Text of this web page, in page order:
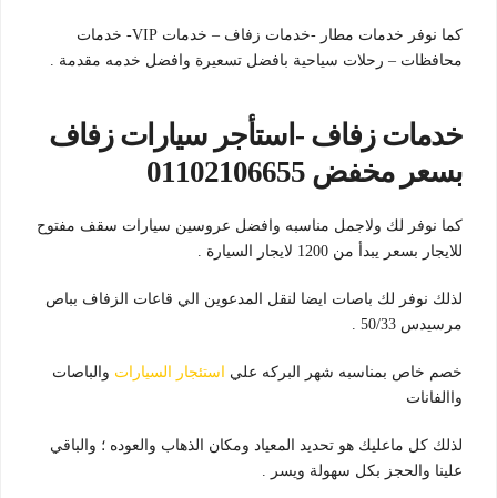
كما نوفر خدمات مطار -خدمات زفاف – خدمات VIP- خدمات
محافظات – رحلات سياحية بافضل تسعيرة وافضل خدمه مقدمة .
خدمات زفاف -استأجر سيارات زفاف
بسعر مخفض 01102106655
كما نوفر لك ولاجمل مناسبه وافضل عروسين سيارات سقف مفتوح
للايجار بسعر يبدأ من 1200 لايجار السيارة .
لذلك نوفر لك باصات ايضا لنقل المدعوين الي قاعات الزفاف بباص
مرسيدس 50/33 .
خصم خاص بمناسبه شهر البركه علي استئجار السيارات والباصات
واالفانات
لذلك كل ماعليك هو تحديد المعياد ومكان الذهاب والعوده ؛ والباقي
علينا والحجز بكل سهولة ويسر .